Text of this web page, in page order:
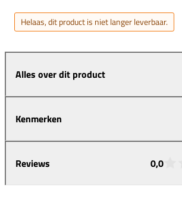
Helaas, dit product is niet langer leverbaar.
Alles over dit product
Kenmerken
Reviews 0,0